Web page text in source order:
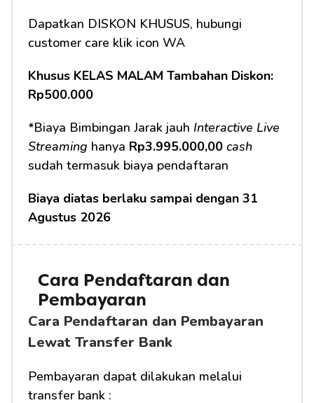
Dapatkan DISKON KHUSUS, hubungi
customer care klik icon WA
Khusus KELAS MALAM Tambahan Diskon:
Rp500.000
*Biaya Bimbingan Jarak jauh Interactive Live
Streaming hanya Rp3.995.000,00 cash
sudah termasuk biaya pendaftaran
Biaya diatas berlaku sampai dengan 31
Agustus 2026
Cara Pendaftaran dan
Pembayaran
Cara Pendaftaran dan Pembayaran
Lewat Transfer Bank
Pembayaran dapat dilakukan melalui
transfer bank :